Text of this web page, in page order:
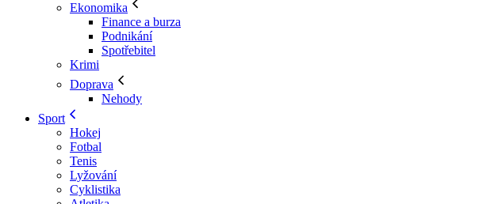
Ekonomika
Finance a burza
Podnikání
Spotřebitel
Krimi
Doprava
Nehody
Sport
Hokej
Fotbal
Tenis
Lyžování
Cyklistika